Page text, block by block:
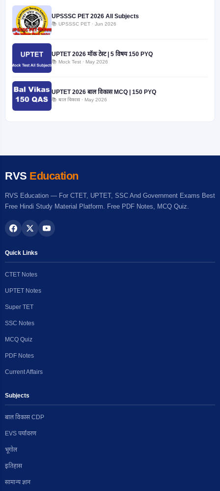
UPSSSC PET 2026 All Subjects
📚 UPSSSC PET · Jun 2026
UPTET 2026 मॉक टेस्ट | 5 विषय 150 PYQ
📚 Mock Test · May 2026
UPTET 2026 बाल विकास MCQ | 150 PYQ
📚 बाल विकास · May 2026
RVS Education
RVS Education — For CTET, UPTET, SSC And Government Exams Best
Free Hindi Study Material Platform. Free PDF Notes, MCQ Quiz.
Quick Links
CTET Notes
UPTET Notes
Super TET
SSC Notes
MCQ Quiz
PDF Notes
Current Affairs
Subjects
बाल विकास CDP
EVS पर्यावरण
भूगोल
इतिहास
सामान्य ज्ञान